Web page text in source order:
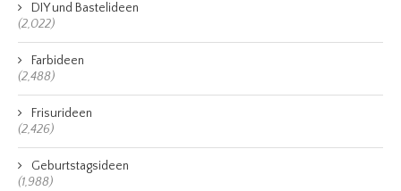
DIY und Bastelideen
(2,022)
Farbideen
(2,488)
Frisurideen
(2,426)
Geburtstagsideen
(1,988)